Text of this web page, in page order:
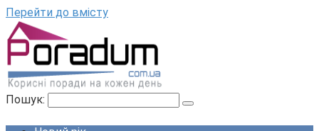
Перейти до вмісту
Пошук: